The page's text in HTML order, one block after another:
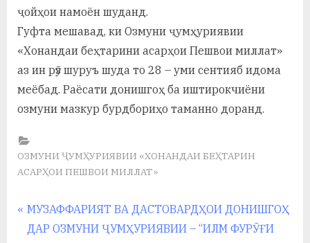
ҷойҳои намоён шуданд.
Гуфта мешавад, ки Озмуни ҷумҳуриявии
«Хонандаи беҳтарини асарҳои Пешвои миллат»
аз ин рӯз шуруъ шуда то 28 – уми сентияб идома
меёбад. Раёсати донишгоҳ ба иштирокчиёни
озмуни мазкур бурдбориҳо таманно доранд.
ОЗМУНИ ҶУМҲУРИЯВИИ «ХОНАНДАИ БЕҲТАРИН
АСАРҲОИ ПЕШВОИ МИЛЛАТ»
Навигация
P
r
МУЗАФФАРИЯТ ВА ДАСТОВАРДҲОИ ДОНИШГОҲ
ДАР ОЗМУНИ ҶУМҲУРИЯВИИ – “ИЛМ ФУРӮҒИ